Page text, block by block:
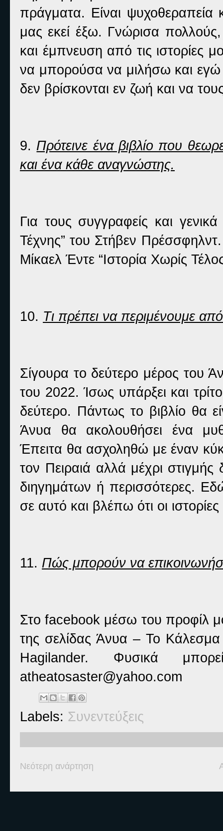
πράγματα. Είναι ψυχοθεραπεία
μας εκεί έξω. Γνώρισα
και έμπνευση από τις ιστορίες
να μπορούσα να μιλήσω και
δεν βρίσκονται εν ζωή και να
9. Πρότεινε ένα βιβλίο που
και ένα κάθε αναγνώστης.
Για τους συγγραφείς και
Τέχνης” του Στήβεν
Μίκαελ Έντε “Ιστορία Χωρίς
10. Τι πρέπει να περιμένουμε
Σίγουρα το δεύτερο μέρος του
του 2022. Ίσως υπάρξει και
δεύτερο. Πάντως το βιβλίο θα
Άνυα θα ακολουθήσει ένα
Έπειτα θα ασχοληθώ με έναν
τον Πειραιά αλλά μέχρι
διηγημάτων ή περισσότερες.
σε αυτό και βλέπω ότι οι
11. Πώς μπορούν να
Στο facebook μέσω του προφίλ
της σελίδας Άνυα – Το
Hagilander. Φυσικά
atheatosaster@yahoo.com
Labels: Συνεντεύξεις
Νεότερη ανάρτηση